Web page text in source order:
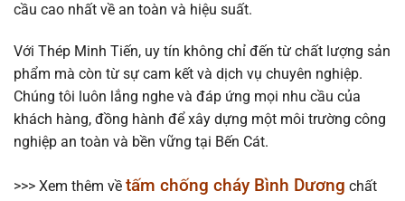
cầu cao nhất về an toàn và hiệu suất.
Với Thép Minh Tiến, uy tín không chỉ đến từ chất lượng sản
phẩm mà còn từ sự cam kết và dịch vụ chuyên nghiệp.
Chúng tôi luôn lắng nghe và đáp ứng mọi nhu cầu của
khách hàng, đồng hành để xây dựng một môi trường công
nghiệp an toàn và bền vững tại Bến Cát.
>>> Xem thêm về tấm chống cháy Bình Dương chất